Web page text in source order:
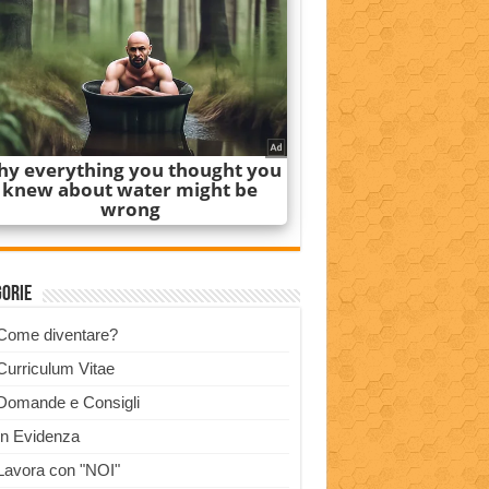
diventare?
Vitae
e Consigli
Evidenza
con "NOI"